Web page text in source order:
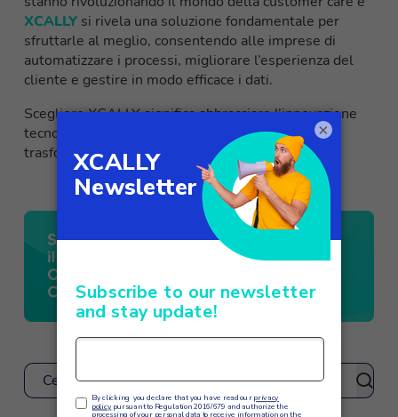
XCALLY si rivela una soluzione fondamentale per
sfruttarle al meglio, consentendo alle imprese di
automatizzare i processi, migliorare l’esperienza del
cliente e gestire in modo efficace i dati.
Scegliere XCALLY significa abbracciare l’innovazione
tecnologica e posizionarsi un passo avanti nella
trasformazione digitale.
Cerca
×